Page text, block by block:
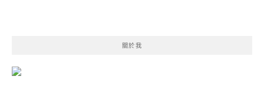
關於我